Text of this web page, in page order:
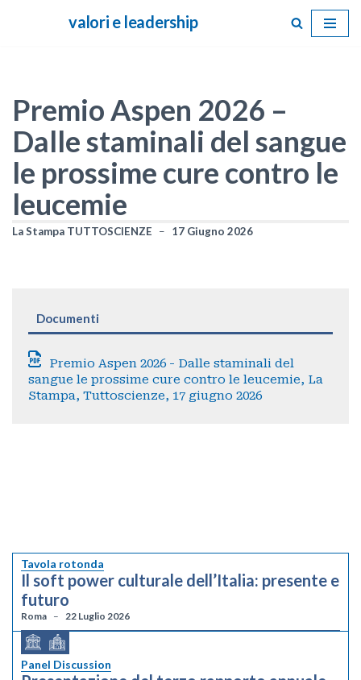
valori e leadership
Premio Aspen 2026 –
Dalle staminali del sangue
le prossime cure contro le
leucemie
La Stampa TUTTOSCIENZE 17 Giugno 2026
Documenti
Premio Aspen 2026 - Dalle staminali del
sangue le prossime cure contro le leucemie, La
Stampa, Tuttoscienze, 17 giugno 2026
Tavola rotonda
Il soft power culturale dell’Italia: presente e
futuro
Roma 22 Luglio 2026
Panel Discussion